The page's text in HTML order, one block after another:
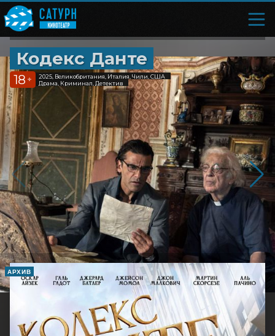
Кодекс Данте
18 +
2025, Великобритания, Италия, Чили, США
Драма, Криминал, Детектив
АРХИВ